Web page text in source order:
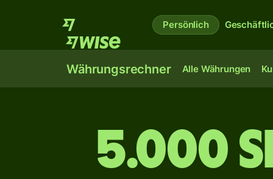
Persönlich
Währungsrechner Alle Währungen
5.000